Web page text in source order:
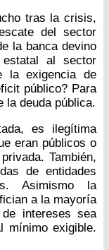
tras la crisis,
del sector
la banca devino
al sector
la exigencia de
público? Para
la deuda pública.
es ilegítima
eran públicos o
También,
de entidades
Asimismo la
a la mayoría
intereses sea
mínimo exigible.